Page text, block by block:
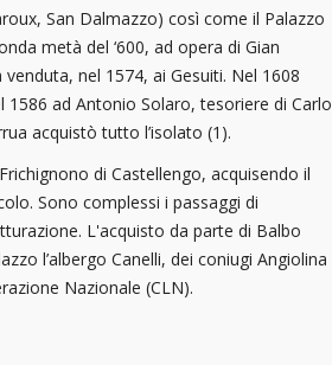
San Dalmazzo) così come il Palazzo
metà del ‘600, ad opera di Gian
nel 1574, ai Gesuiti. Nel 1608
ad Antonio Solaro, tesoriere di Carlo
acquistò tutto l’isolato (1).
di Castellengo, acquisendo il
Sono complessi i passaggi di
L'acquisto da parte di Balbo
l’albergo Canelli, dei coniugi Angiolina
Nazionale (CLN).